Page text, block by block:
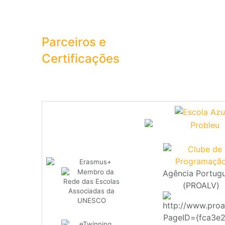
Parceiros e
Certificações
Agência
(PROALV)